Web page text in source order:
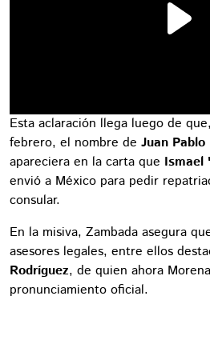
Esta aclaración llega luego de
febrero, el nombre de Juan
apareciera en la carta que Ismael
envió a México para pedir
consular.
En la misiva, Zambada asegura
asesores legales, entre ellos
Rodríguez, de quien ahora
pronunciamiento oficial.